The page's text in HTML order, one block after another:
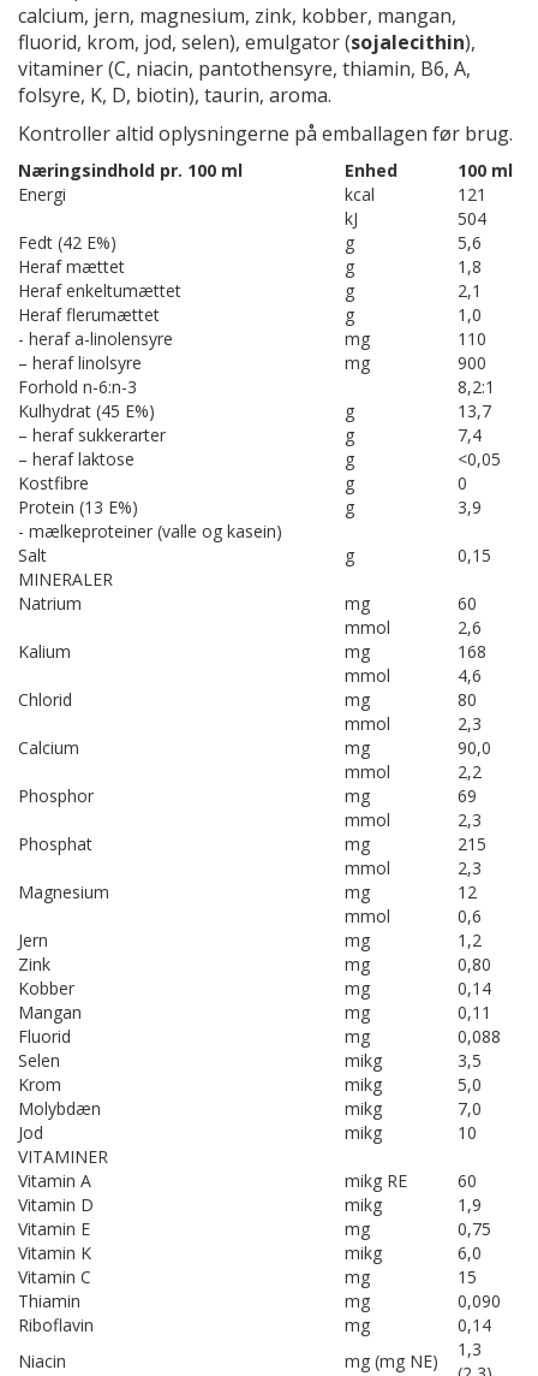
calcium, jern, magnesium, zink, kobber, mangan,
fluorid, krom, jod, selen), emulgator (sojalecithin),
vitaminer (C, niacin, pantothensyre, thiamin, B6, A,
folsyre, K, D, biotin), taurin, aroma.
Kontroller altid oplysningerne på emballagen før brug.
Næringsindhold pr. 100 ml Enhed
100 ml
Energi
kcal
121
kJ
504
Fedt (42 E%)
g
5,6
Heraf mættet
g
1,8
Heraf enkeltumættet
g
2,1
Heraf flerumættet
g
1,0
- heraf a-linolensyre
mg
110
– heraf linolsyre
mg
900
Forhold n-6:n-3
8,2:1
Kulhydrat (45 E%)
g
13,7
– heraf sukkerarter
g
7,4
– heraf laktose
g
<0,05
Kostfibre
g
0
Protein (13 E%)
g
3,9
- mælkeproteiner (valle og kasein)
Salt
g
0,15
MINERALER
Natrium
mg
60
mmol
2,6
Kalium
mg
168
mmol
4,6
Chlorid
mg
80
mmol
2,3
Calcium
mg
90,0
mmol
2,2
Phosphor
mg
69
mmol
2,3
Phosphat
mg
215
mmol
2,3
Magnesium
mg
12
mmol
0,6
Jern
mg
1,2
Zink
mg
0,80
Kobber
mg
0,14
Mangan
mg
0,11
Fluorid
mg
0,088
Selen
mikg
3,5
Krom
mikg
5,0
Molybdæn
mikg
7,0
Jod
mikg
10
VITAMINER
Vitamin A
mikg RE
60
Vitamin D
mikg
1,9
Vitamin E
mg
0,75
Vitamin K
mikg
6,0
Vitamin C
mg
15
Thiamin
mg
0,090
Riboflavin
mg
0,14
Niacin
mg (mg NE)
1,3